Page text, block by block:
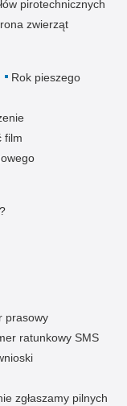
pirotechnicznych
zwierząt
Rok pieszego
film
prasowy
ratunkowy SMS
zgłaszamy pilnych